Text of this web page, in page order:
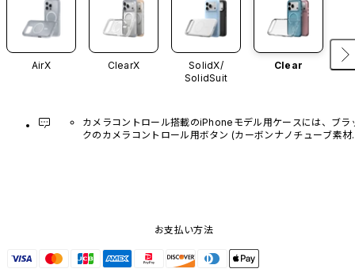
AirX ClearX
SolidX/
SolidSuit
Clear
カメラコントロール搭載のiPhoneモデル用ケースには、ブラ
クのカメラコントロール用ボタン (カーボンナノチューブ素材)
お支払い方法